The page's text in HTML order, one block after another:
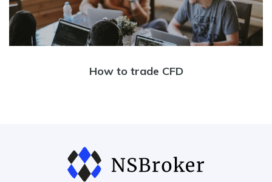
How to trade CFD